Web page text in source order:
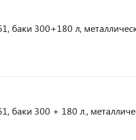
баки 300+180 л,
баки 300 + 180 л.,